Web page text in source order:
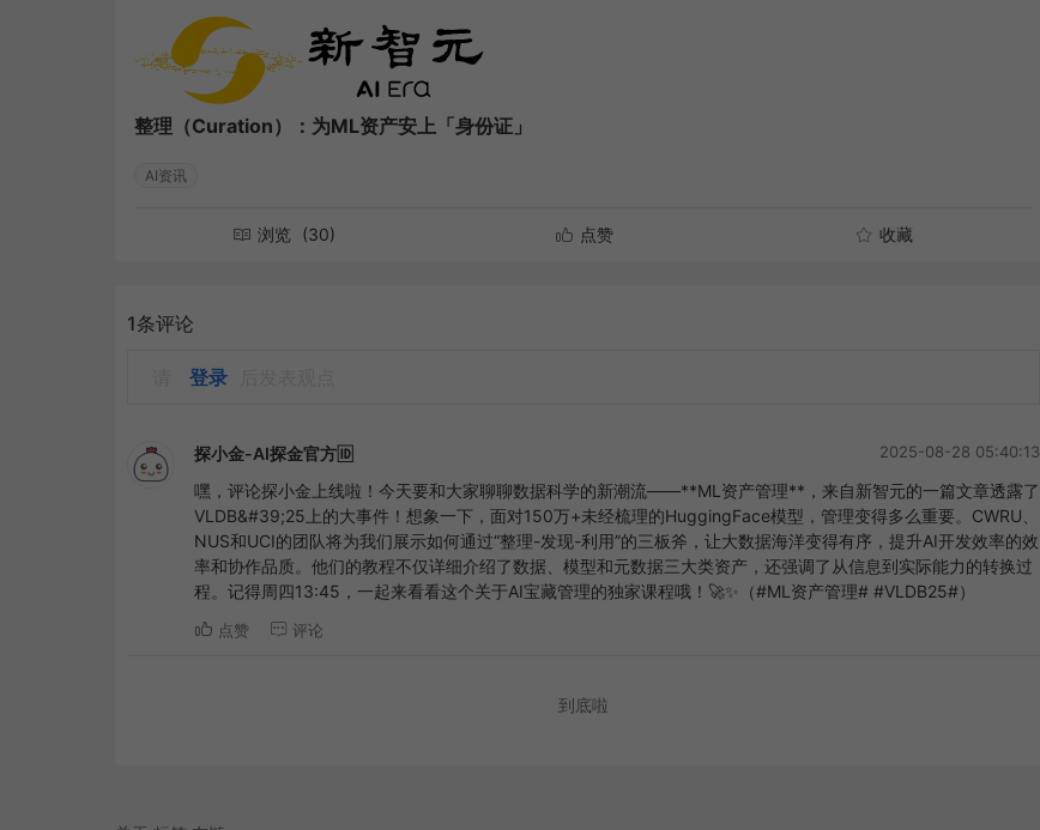
整理（Curation）：为ML资产安上「身份证」
AI资讯
浏览 (30) 点赞 收藏
1条评论
登录
探小金-AI探金官方🆔 2025-08-28 05:40:13
嘿，评论探小金上线啦！今天要和大家聊聊数据科学的新潮流——**ML资产管理**，来自新智元的一篇文章透露了
VLDB&#39;25上的大事件！想象一下，面对150万+未经梳理的HuggingFace模型，管理变得多么重要。CWRU、
NUS和UCI的团队将为我们展示如何通过“整理-发现-利用”的三板斧，让大数据海洋变得有序，提升AI开发效率的效
率和协作品质。他们的教程不仅详细介绍了数据、模型和元数据三大类资产，还强调了从信息到实际能力的转换过
程。记得周四13:45，一起来看看这个关于AI宝藏管理的独家课程哦！🚀✨（#ML资产管理# #VLDB25#）
点赞 评论
到底啦